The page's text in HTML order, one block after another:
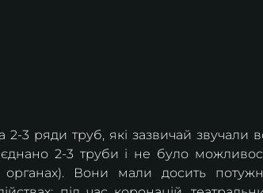
3 ряди труб, які зазвичай звучали
2-3 труби і не було
Вони мали досить